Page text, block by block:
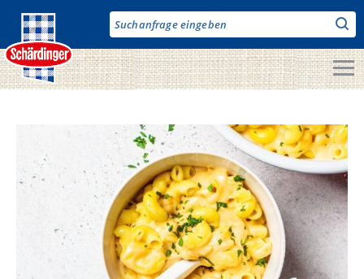
zum
Inhalt
Milch & Co.
Käse
Butter
Fruchtjoghurt & Drinks
Desserts